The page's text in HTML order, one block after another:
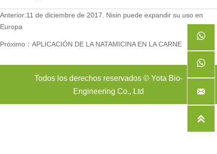
Anterior:11 de diciembre de 2017. Nisin puede expandir su uso en
Europa
Próximo： APLICACIÓN DE LA NATAMICINA EN LA CARNE
Todos los derechos reservados © Yota Bio-
Engineering Co., Ltd

